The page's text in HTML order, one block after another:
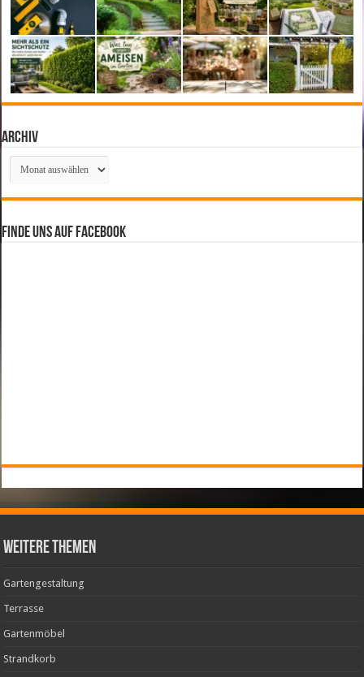
Archiv
Archiv
Finde uns auf Facebook
weitere Themen
Gartengestaltung
Terrasse
Gartenmöbel
Strandkorb